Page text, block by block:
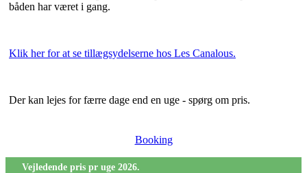
båden har været i gang.
Klik her for at se tillægsydelserne hos Les Canalous.
Der kan lejes for færre dage end en uge - spørg om pris.
Booking
Vejledende pris pr uge 2026.